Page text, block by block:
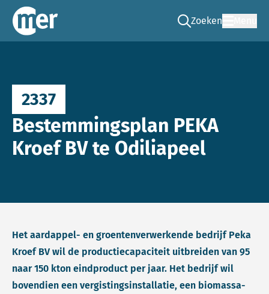
Commissie mer
Zoeken
Ga naar de zoek
2337
Bestemmingsplan PEKA
Kroef BV te Odiliapeel
Het aardappel- en groentenverwerkende bedrijf Peka
Kroef BV wil de productiecapaciteit uitbreiden van 95
naar 150 kton eindproduct per jaar. Het bedrijf wil
bovendien een vergistingsinstallatie, een biomassa-